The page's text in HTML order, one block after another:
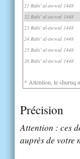
21 Rabi' al-awwal 1448
22 Rabi' al-awwal 1448
23 Rabi' al-awwal 1448
24 Rabi' al-awwal 1448
25 Rabi' al-awwal 1448
26 Rabi' al-awwal 1448
* Attention, le shuruq
Précision
Attention : ces
auprès de votre